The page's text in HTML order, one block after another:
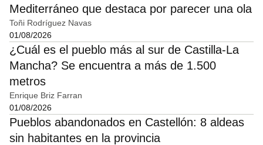
Mediterráneo que destaca por parecer una ola
Toñi Rodríguez Navas
01/08/2026
¿Cuál es el pueblo más al sur de Castilla-La
Mancha? Se encuentra a más de 1.500
metros
Enrique Briz Farran
01/08/2026
Pueblos abandonados en Castellón: 8 aldeas
sin habitantes en la provincia